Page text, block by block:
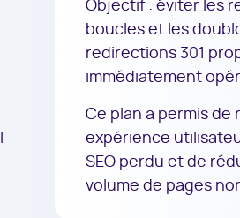
Objectif : éviter les
boucles et les
redirections 301
immédiatement
Ce plan a permis
expérience
SEO perdu et de
volume de pages